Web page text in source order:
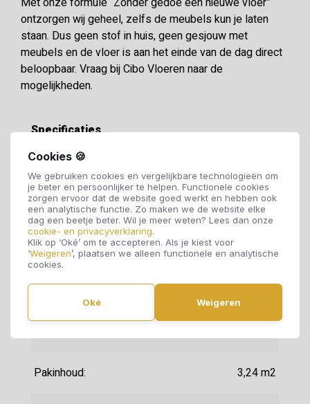
Cookies 🍪
We gebruiken cookies en vergelijkbare technologieën om
je beter en persoonlijker te helpen. Functionele cookies
zorgen ervoor dat de website goed werkt en hebben ook
een analytische functie. Zo maken we de website elke
dag een beetje beter. Wil je meer weten? Lees dan onze
cookie- en privacyverklaring.
Klik op ‘Oké’ om te accepteren. Als je kiest voor
‘Weigeren’, plaatsen we alleen functionele en analytische
cookies.
Oké Weigeren
ontzorgen wij geheel, zelfs de meubels kun je laten
staan. Dus geen stof in huis, geen gesjouw met
meubels en de vloer is aan het einde van de dag direct
beloopbaar. Vraag bij Cibo Vloeren naar de
mogelijkheden.
Specificaties
Soort vloer: PVC vloer
Motief: Hongaarse Punt
Dikte: 2,5 mm
Pakinhoud: 3,24 m2